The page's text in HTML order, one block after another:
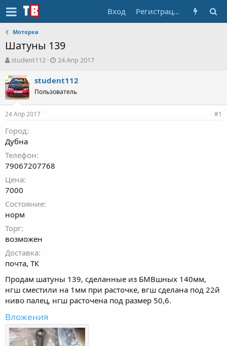
Вход Регистрация
Моторка
Шатуны 139
А
т
о
р
т
е
ы
student112
Д
т
н
а
24 Апр 2017
student112
Пользователь
24 Апр 2017 #1
Город
Дубна
Телефон
79067207768
Цена
7000
Состояние
норм
Торг
возможен
Доставка
почта, ТК
Продам шатуны 139, сделанные из БМВшных 140мм,
нгш сместили на 1мм при расточке, вгш сделана под 22й
ниво палец, нгш расточена под размер 50,6.
Вложения